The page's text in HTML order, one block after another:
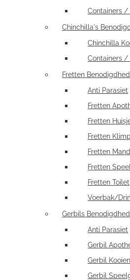
Containers /
Chinchilla's
Chinchilla
Containers /
Fretten
Anti Parasiet
Fretten
Fretten
Fretten
Fretten
Fretten
Fretten Toilet
Voerbak/
Gerbils
Anti Parasiet
Gerbil
Gerbil Kooien
Gerbil